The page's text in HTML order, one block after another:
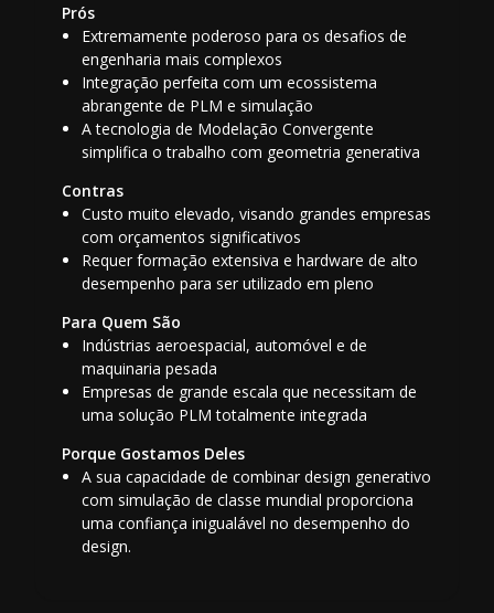
Prós
Extremamente poderoso para os desafios de
engenharia mais complexos
Integração perfeita com um ecossistema
abrangente de PLM e simulação
A tecnologia de Modelação Convergente
simplifica o trabalho com geometria generativa
Contras
Custo muito elevado, visando grandes empresas
com orçamentos significativos
Requer formação extensiva e hardware de alto
desempenho para ser utilizado em pleno
Para Quem São
Indústrias aeroespacial, automóvel e de
maquinaria pesada
Empresas de grande escala que necessitam de
uma solução PLM totalmente integrada
Porque Gostamos Deles
A sua capacidade de combinar design generativo
com simulação de classe mundial proporciona
uma confiança inigualável no desempenho do
design.